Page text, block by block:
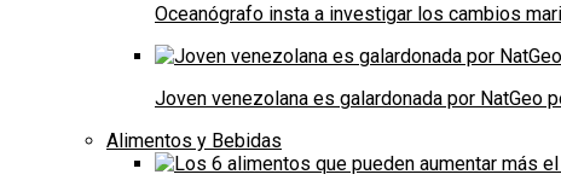
Oceanógrafo insta a investigar los cambios
Joven venezolana es galardonada por NatGeo
Alimentos y Bebidas